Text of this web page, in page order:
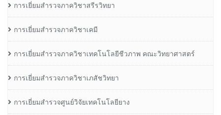
การเยี่ยมสำรวจภาควิชาสรีรวิทยา
การเยี่ยมสำรวจภาควิชาเคมี
การเยี่ยมสำรวจภาควิชาเทคโนโลยีชีวภาพ คณะวิทยาศาสตร์
การเยี่ยมสำรวจภาควิชาเภสัชวิทยา
การเยี่ยมสำรวจศูนย์วิจัยเทคโนโลยียาง